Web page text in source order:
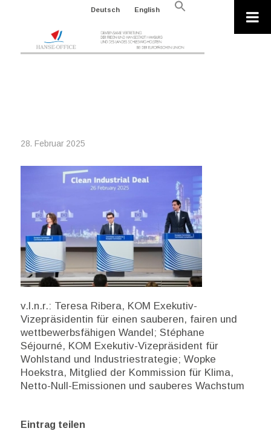
Deutsch English
Search
28. Februar 2025
v.l.n.r.: Teresa Ribera, KOM Exekutiv-
Vizepräsidentin für einen sauberen, fairen und
wettbewerbsfähigen Wandel; Stéphane
Séjourné, KOM Exekutiv-Vizepräsident für
Wohlstand und Industriestrategie; Wopke
Hoekstra, Mitglied der Kommission für Klima,
Netto-Null-Emissionen und sauberes Wachstum
Eintrag teilen